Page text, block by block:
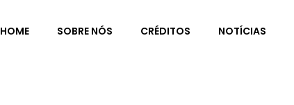
HOME SOBRE NÓS CRÉDITOS NOTÍCIAS